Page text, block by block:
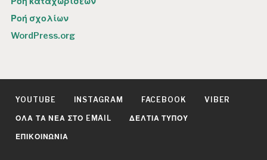
Ροή σχολίων
WordPress.org
YOUTUBE INSTAGRAM FACEBOOK VIBER
ΌΛΑ ΤΑ ΝΈΑ ΣΤΟ EMAIL ΔΕΛΤΊΑ ΤΎΠΟΥ
ΕΠΙΚΟΙΝΩΝΊΑ